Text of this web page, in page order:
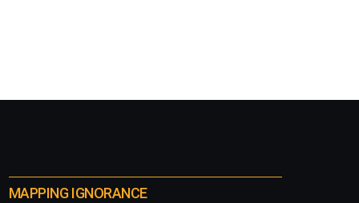
MAPPING IGNORANCE